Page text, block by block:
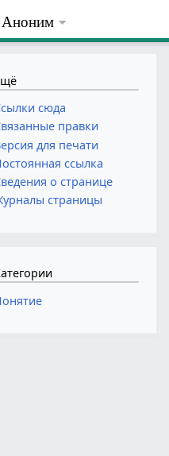
Аноним
сюда
правки
для печати
ссылка
о странице
страницы